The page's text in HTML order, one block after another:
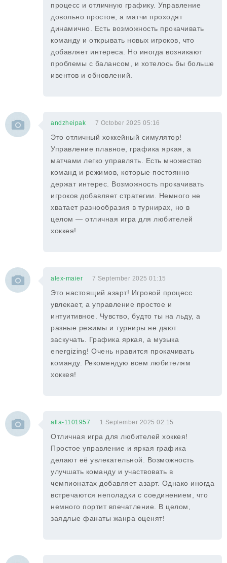
процесс и отличную графику. Управление
довольно простое, а матчи проходят
динамично. Есть возможность прокачивать
команду и открывать новых игроков, что
добавляет интереса. Но иногда возникают
проблемы с балансом, и хотелось бы больше
ивентов и обновлений.
andzheipak 7 October 2025 05:16
Это отличный хоккейный симулятор!
Управление плавное, графика яркая, а
матчами легко управлять. Есть множество
команд и режимов, которые постоянно
держат интерес. Возможность прокачивать
игроков добавляет стратегии. Немного не
хватает разнообразия в турнирах, но в
целом — отличная игра для любителей
хоккея!
alex-maier 7 September 2025 01:15
Это настоящий азарт! Игровой процесс
увлекает, а управление простое и
интуитивное. Чувство, будто ты на льду, а
разные режимы и турниры не дают
заскучать. Графика яркая, а музыка
energizing! Очень нравится прокачивать
команду. Рекомендую всем любителям
хоккея!
alla-1101957 1 September 2025 02:15
Отличная игра для любителей хоккея!
Простое управление и яркая графика
делают её увлекательной. Возможность
улучшать команду и участвовать в
чемпионатах добавляет азарт. Однако иногда
встречаются неполадки с соединением, что
немного портит впечатление. В целом,
заядлые фанаты жанра оценят!